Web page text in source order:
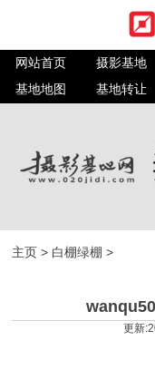
网站首页 摄影基地
基地地图
基地转让
主页 > 白棚绿棚 >
更新